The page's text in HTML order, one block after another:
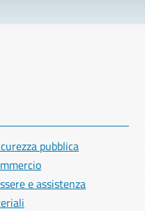
pubblica
e assistenza